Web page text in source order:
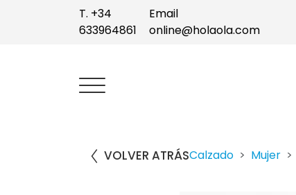
T. +34
633964861
Email
online@holaola.com
VOLVER ATRÁSCalzado Mujer